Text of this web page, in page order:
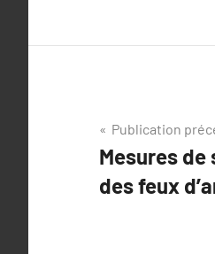
de
l’article
Publication
Mesures
des feux